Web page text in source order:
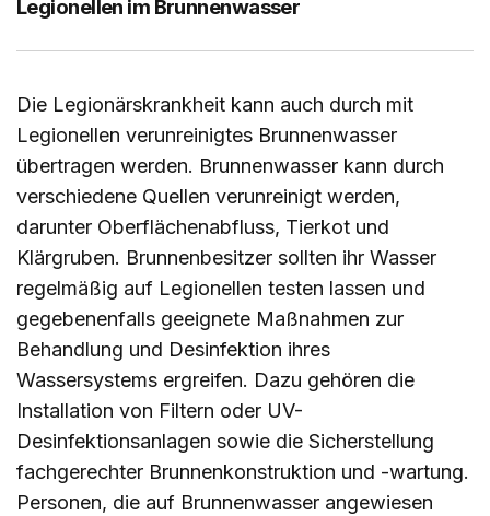
Legionellen im Brunnenwasser
Die Legionärskrankheit kann auch durch mit
Legionellen verunreinigtes Brunnenwasser
übertragen werden. Brunnenwasser kann durch
verschiedene Quellen verunreinigt werden,
darunter Oberflächenabfluss, Tierkot und
Klärgruben. Brunnenbesitzer sollten ihr Wasser
regelmäßig auf Legionellen testen lassen und
gegebenenfalls geeignete Maßnahmen zur
Behandlung und Desinfektion ihres
Wassersystems ergreifen. Dazu gehören die
Installation von Filtern oder UV-
Desinfektionsanlagen sowie die Sicherstellung
fachgerechter Brunnenkonstruktion und -wartung.
Personen, die auf Brunnenwasser angewiesen